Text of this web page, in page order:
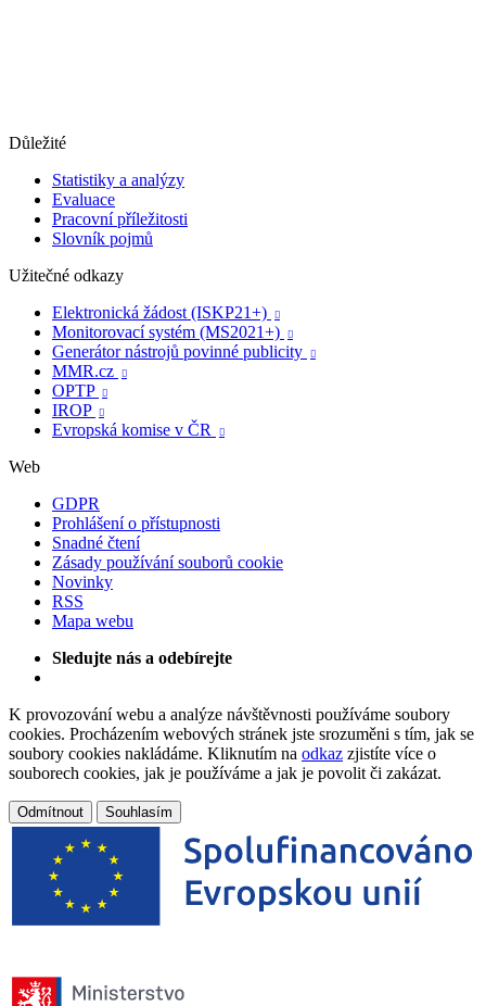
Důležité
Statistiky a analýzy
Evaluace
Pracovní příležitosti
Slovník pojmů
Užitečné odkazy
Elektronická žádost (ISKP21+)

Monitorovací systém (MS2021+) 
Generátor nástrojů povinné publicity 
MMR.cz 
OPTP 
IROP 
Evropská komise v ČR 
Web
GDPR
Prohlášení o přístupnosti
Snadné čtení
Zásady používání souborů cookie
Novinky
RSS
Mapa webu
Sledujte nás a odebírejte
K provozování webu a analýze návštěvnosti používáme soubory
cookies. Procházením webových stránek jste srozuměni s tím, jak se
soubory cookies nakládáme. Kliknutím na odkaz zjistíte více o
souborech cookies, jak je používáme a jak je povolit či zakázat.
Odmítnout Souhlasím